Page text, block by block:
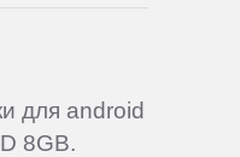
для android
8GB.